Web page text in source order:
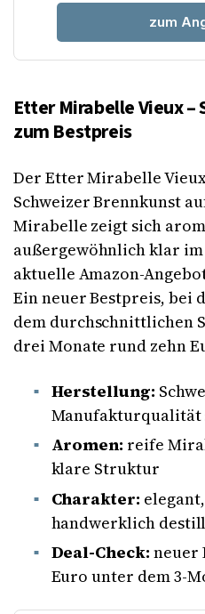
zum
Etter Mirabelle Vieux
zum Bestpreis
Der Etter Mirabelle
Schweizer Brennkunst
Mirabelle zeigt sich
außergewöhnlich klar im
aktuelle Amazon-
Ein neuer Bestpreis, bei
dem durchschnittlichen
drei Monate rund zehn
Herstellung:
Manufakturqualität
Aromen: reife
klare Struktur
Charakter:
handwerklich
Deal-Check: neuer
Euro unter dem 3-